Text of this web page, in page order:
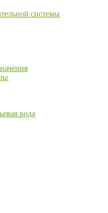
системы
вода